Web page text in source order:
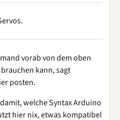
vorab von dem oben
kann, sagt
posten.
welche Syntax Arduino
hier nix, etwas kompatibel